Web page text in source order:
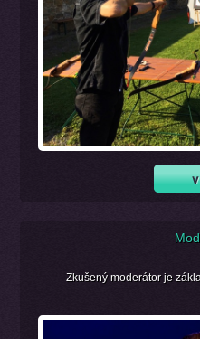
Zkušený moderátor je